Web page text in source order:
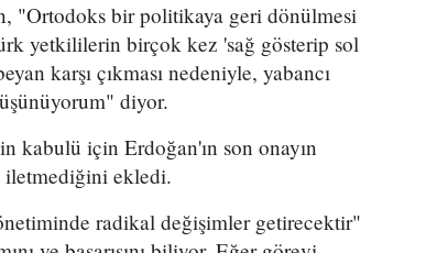
"Ortodoks bir politikaya geri dönülmesi
yetkililerin birçok kez 'sağ gösterip sol
karşı çıkması nedeniyle, yabancı
diyor.
kabulü için Erdoğan'ın son onayın
iletmediğini ekledi.
radikal değişimler getirecektir"